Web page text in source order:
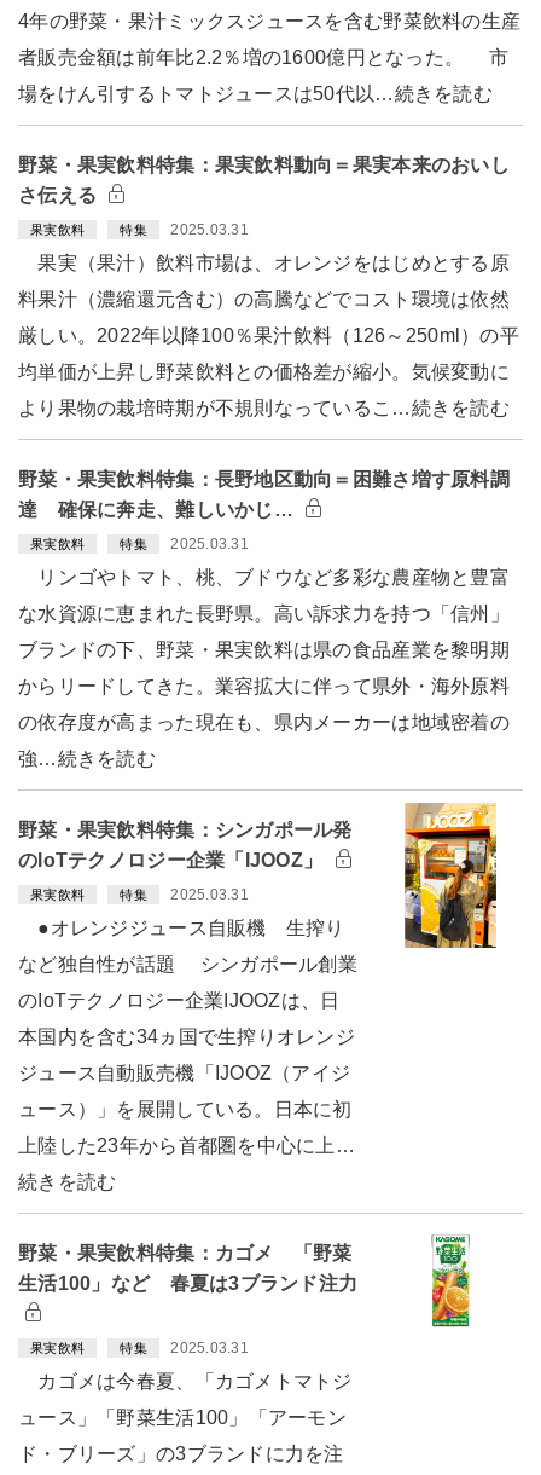
4年の野菜・果汁ミックスジュースを含む野菜飲料の生産
者販売金額は前年比2.2％増の1600億円となった。 市
場をけん引するトマトジュースは50代以…続きを読む
野菜・果実飲料特集：果実飲料動向＝果実本来のおいし
さ伝える
果実飲料 特集 2025.03.31
果実（果汁）飲料市場は、オレンジをはじめとする原
料果汁（濃縮還元含む）の高騰などでコスト環境は依然
厳しい。2022年以降100％果汁飲料（126～250ml）の平
均単価が上昇し野菜飲料との価格差が縮小。気候変動に
より果物の栽培時期が不規則なっているこ…続きを読む
野菜・果実飲料特集：長野地区動向＝困難さ増す原料調
達 確保に奔走、難しいかじ…
果実飲料 特集 2025.03.31
リンゴやトマト、桃、ブドウなど多彩な農産物と豊富
な水資源に恵まれた長野県。高い訴求力を持つ「信州」
ブランドの下、野菜・果実飲料は県の食品産業を黎明期
からリードしてきた。業容拡大に伴って県外・海外原料
の依存度が高まった現在も、県内メーカーは地域密着の
強…続きを読む
野菜・果実飲料特集：シンガポール発
のIoTテクノロジー企業「IJOOZ」
果実飲料 特集 2025.03.31
●オレンジジュース自販機 生搾り
など独自性が話題 シンガポール創業
のIoTテクノロジー企業IJOOZは、日
本国内を含む34ヵ国で生搾りオレンジ
ジュース自動販売機「IJOOZ（アイジ
ュース）」を展開している。日本に初
上陸した23年から首都圏を中心に上…
続きを読む
野菜・果実飲料特集：カゴメ 「野菜
生活100」など 春夏は3ブランド注力
果実飲料 特集 2025.03.31
カゴメは今春夏、「カゴメトマトジ
ュース」「野菜生活100」「アーモン
ド・ブリーズ」の3ブランドに力を注